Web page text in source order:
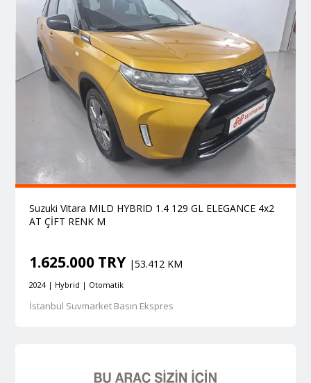
Suzuki Vitara MILD HYBRID 1.4 129 GL ELEGANCE 4x2
AT ÇİFT RENK M
1.625.000 TRY |53.412 KM
2024 | Hybrid | Otomatik
İstanbul Suvmarket Basın Ekspres